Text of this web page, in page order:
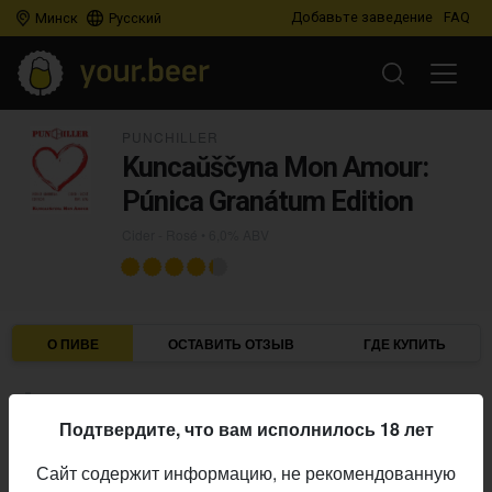
Минск Русский Добавьте заведение FAQ
Kuncaŭščyna Mon Amour:
Púnica Granátum Edition
О ПИВЕ ОСТАВИТЬ ОТЗЫВ ГДЕ КУПИТЬ
Пивоварня:
Punchiller
Подтвердите, что вам исполнилось 18 лет
Сайт содержит информацию, не рекомендованную